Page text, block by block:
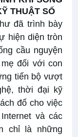
THUẬT SỐ
đã trình bày
hiện diện tròn
cầu nguyện
đối với con
tiến bộ vượt
thời đại kỹ
đố cho việc
và các
chỉ là những